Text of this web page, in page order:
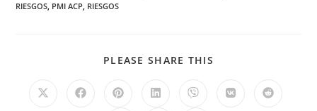
RIESGOS, PMI ACP, RIESGOS
PLEASE SHARE THIS